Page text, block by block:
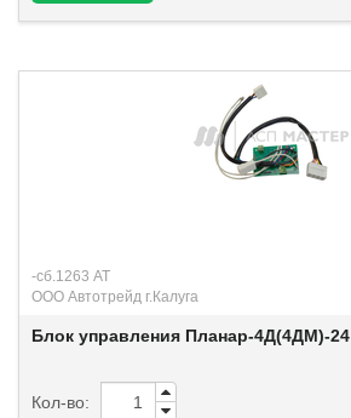
-сб.1263 АТ
ООО Автотрейд г.Калуга
Блок управления Планар-4Д(4ДМ)-24
Кол-во: